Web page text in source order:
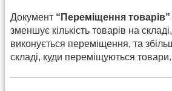
Документ “Переміщення товарів”
зменшує кількість товарів на
виконується переміщення, та
складі, куди переміщуються товари.